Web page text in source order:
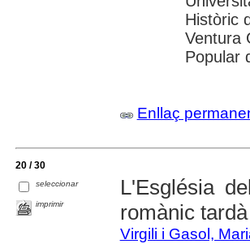
Històric
Ventura
Popular
Enllaç
20 / 30
seleccionar
imprimir
L'Església
romànic tardà
Virgili i Gasol,